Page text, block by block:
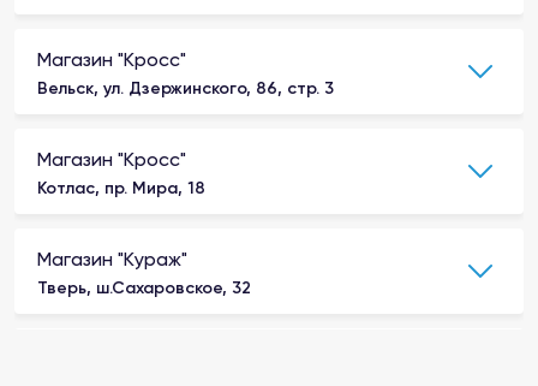
Магазин "Кросс"
Вельск, ул. Дзержинского, 86, стр. 3
Магазин "Кросс"
Котлас, пр. Мира, 18
Магазин "Кураж"
Тверь, ш.Сахаровское, 32